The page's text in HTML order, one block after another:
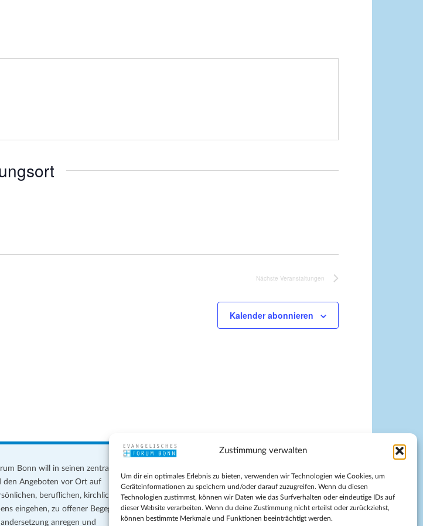
Zustimmung verwalten
Um dir ein optimales Erlebnis zu bieten, verwenden wir Technologien wie Cookies, um
Geräteinformationen zu speichern und/oder darauf zuzugreifen. Wenn du diesen
Technologien zustimmst, können wir Daten wie das Surfverhalten oder eindeutige IDs auf
dieser Website verarbeiten. Wenn du deine Zustimmung nicht erteilst oder zurückziehst,
können bestimmte Merkmale und Funktionen beeinträchtigt werden.
Nächste Veranstaltungen
Kalender abonnieren
Bonn will in seinen zentralen
den Angeboten vor Ort auf
beruflichen, kirchlichen
eingehen, zu offener Begegnung
anregen und
Datenschutz
Teilnahmebedingungen
Evangelische Kirche in Bonn
Cookie-Richtlinie (EU)